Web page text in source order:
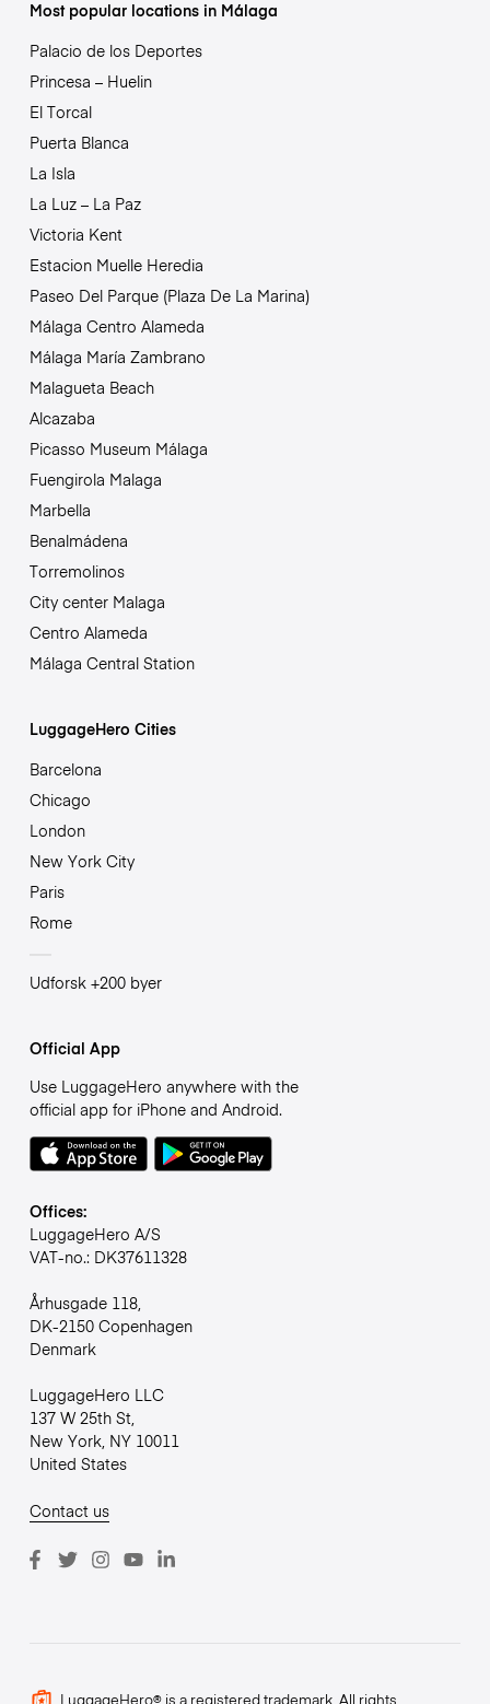
Most popular locations in Málaga
Palacio de los Deportes
Princesa – Huelin
El Torcal
Puerta Blanca
La Isla
La Luz – La Paz
Victoria Kent
Estacion Muelle Heredia
Paseo Del Parque (Plaza De La Marina)
Málaga Centro Alameda
Málaga María Zambrano
Malagueta Beach
Alcazaba
Picasso Museum Málaga
Fuengirola Malaga
Marbella
Benalmádena
Torremolinos
City center Malaga
Centro Alameda
Málaga Central Station
LuggageHero Cities
Barcelona
Chicago
London
New York City
Paris
Rome
Udforsk +200 byer
Official App
Use LuggageHero anywhere with the
official app for iPhone and Android.
Offices:
LuggageHero A/S
VAT-no.: DK37611328
Århusgade 118,
DK-2150 Copenhagen
Denmark
LuggageHero LLC
137 W 25th St,
New York, NY 10011
United States
Contact us
LuggageHero® is a registered trademark. All rights